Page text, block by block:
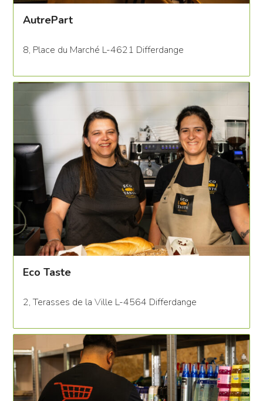
AutrePart
8, Place du Marché L-4621 Differdange
Eco Taste
2, Terasses de la Ville L-4564 Differdange